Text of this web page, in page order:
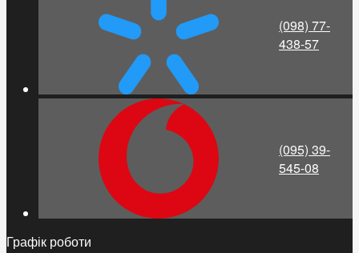
(098) 77-
438-57
(095) 39-
545-08
Графік роботи